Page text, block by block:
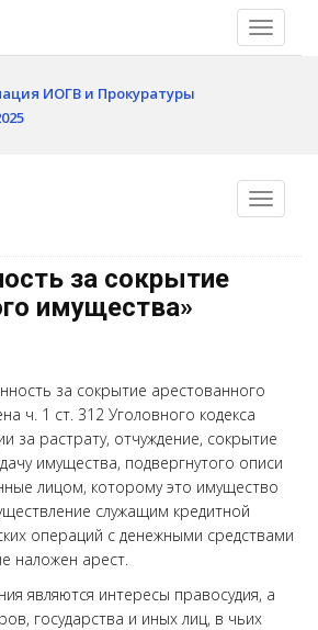
ИОГВ и Прокуратуры
за сокрытие
имущества»
за сокрытие арестованного
ч. 1 ст. 312 Уголовного кодекса
за растрату, отчуждение, сокрытие
имущества, подвергнутого описи
лицом, которому это имущество
служащим кредитной
операций с денежными средствами
наложен арест.
являются интересы правосудия, а
государства и иных лиц, в чьих